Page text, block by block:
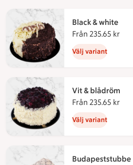
Black & white
Från 235.65 kr
Välj variant
Vit & blådröm
Från 235.65 kr
Välj variant
Budapeststubbe